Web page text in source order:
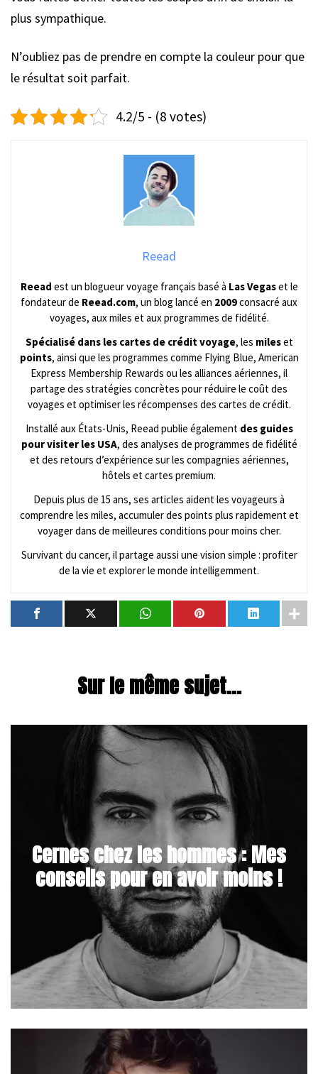
plus sympathique.
N’oubliez pas de prendre en compte la couleur pour que
le résultat soit parfait.
4.2/5 - (8 votes)
Reead
Reead est un blogueur voyage français basé à Las Vegaset le
fondateur de Reead.com, un blog lancé en 2009consacré aux
voyages, aux miles et aux programmes de fidélité.
Spécialisé dans les cartes de crédit voyage, les mileset
points, ainsi que les programmes comme Flying Blue, American
Express Membership Rewards ou les alliances aériennes, il
partage des stratégies concrètes pour réduire le coût des
voyages et optimiser les récompenses des cartes de crédit.
Installé aux États-Unis, Reead publie également des guides
pour visiter les USA, des analyses de programmes de fidélité
et des retours d’expérience sur les compagnies aériennes,
hôtels et cartes premium.
Depuis plus de 15 ans, ses articles aident les voyageurs à
comprendre les miles, accumuler des points plus rapidement et
voyager dans de meilleures conditions pour moins cher.
Survivant du cancer, il partage aussi une vision simple : profiter
de la vie et explorer le monde intelligemment.
Sur le même sujet...
Cernes chez les hommes : Mes
conseils pour en avoir moins !